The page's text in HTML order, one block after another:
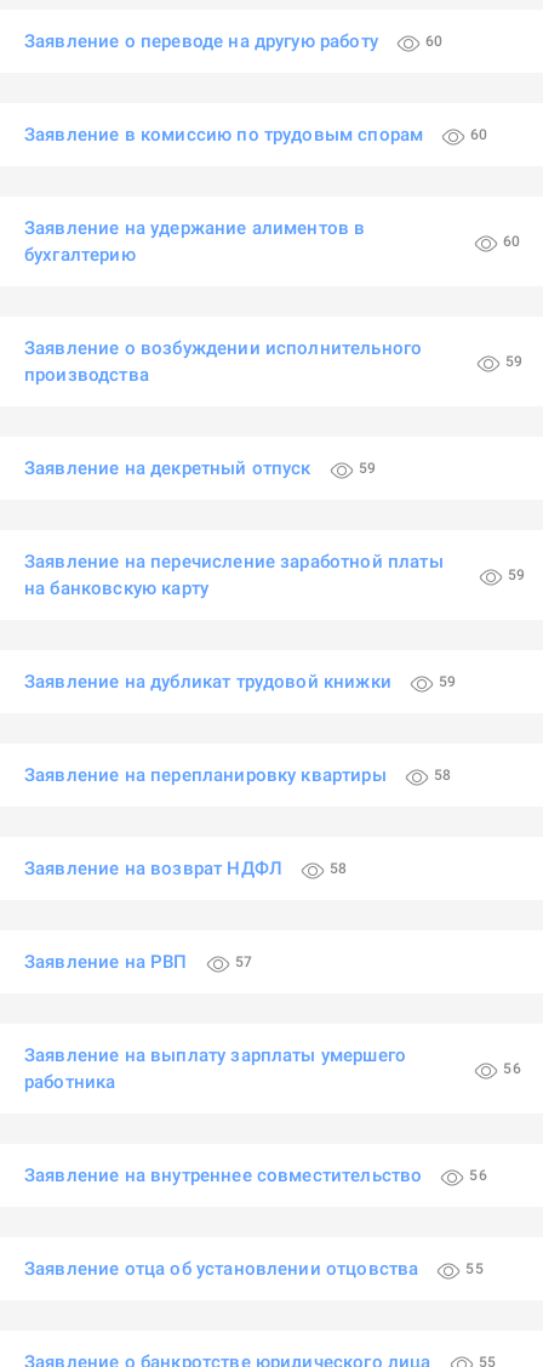
Заявление о переводе на другую работу 60
Заявление в комиссию по трудовым спорам 60
Заявление на удержание алиментов в
бухгалтерию
60
Заявление о возбуждении исполнительного
производства
59
Заявление на декретный отпуск 59
Заявление на перечисление заработной платы
на банковскую карту
59
Заявление на дубликат трудовой книжки 59
Заявление на перепланировку квартиры 58
Заявление на возврат НДФЛ 58
Заявление на РВП 57
Заявление на выплату зарплаты умершего
работника
56
Заявление на внутреннее совместительство 56
Заявление отца об установлении отцовства 55
Заявление о банкротстве юридического лица 55